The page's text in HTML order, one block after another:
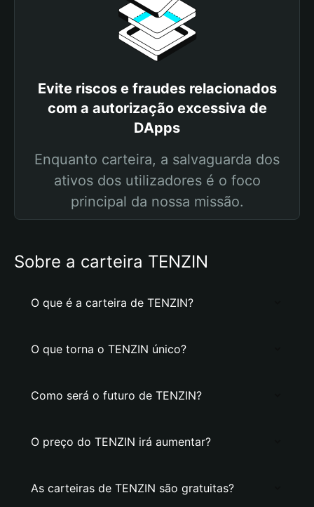
Evite riscos e fraudes relacionados
com a autorização excessiva de
DApps
Enquanto carteira, a salvaguarda dos
ativos dos utilizadores é o foco
principal da nossa missão.
Sobre a carteira TENZIN
O que é a carteira de TENZIN?
O que torna o TENZIN único?
Como será o futuro de TENZIN?
O preço do TENZIN irá aumentar?
As carteiras de TENZIN são gratuitas?